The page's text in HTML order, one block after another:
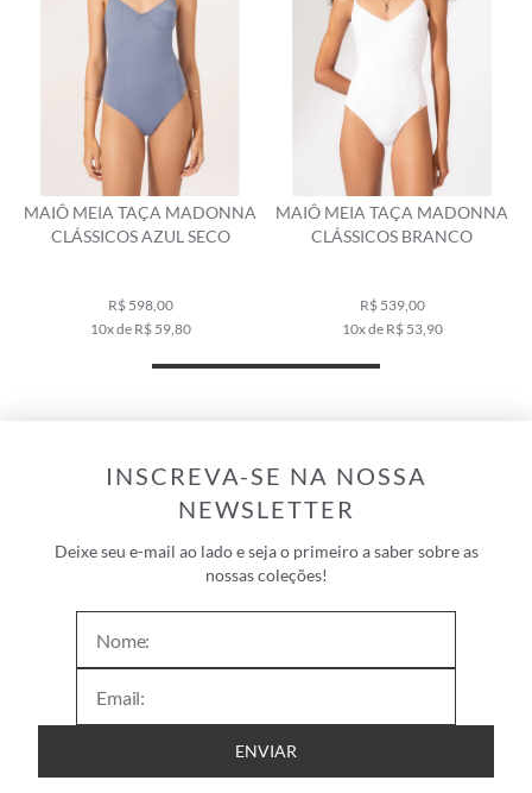
MAIÔ MEIA TAÇA MADONNA
CLÁSSICOS BRANCO
R$ 539,00
10x de R$ 53,90
MAIÔ MEIA TAÇA MADONNA
CLÁSSICOS CAFE
R$ 459,00
9x de R$ 51,00
INSCREVA-SE NA NOSSA
NEWSLETTER
Deixe seu e-mail ao lado e seja o primeiro a saber sobre as
nossas coleções!
ENVIAR